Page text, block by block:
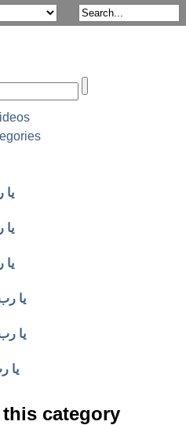
يا
يا
يا
يا رب
يا رب
يا
category